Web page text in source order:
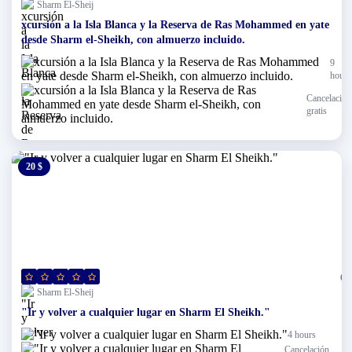
Sharm El-Sheij
xcursión a la Isla Blanca y la Reserva de Ras Mohammed en yate
desde Sharm el-Sheikh, con almuerzo incluido.
9
hours
Cancelación
gratis
20 $
(0)
Sharm El-Sheij
"Ir y volver a cualquier lugar en Sharm El Sheikh."
4 hours